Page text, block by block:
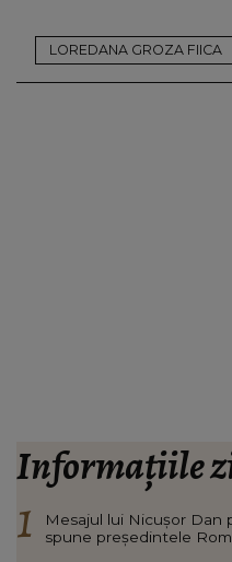
LOREDANA GROZA FIICA
Informațiile
Mesajul lui Nicușor Dan
spune președintele